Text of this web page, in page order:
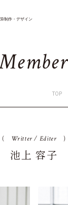
制作・デザイン
ember
TOP
( Writter / Editer)
池上 容子